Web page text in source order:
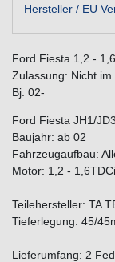
Hersteller / EU
Ford Fiesta 1,2 -
Zulassung: Nicht
Bj: 02-
Ford Fiesta JH1/JD3
Baujahr: ab 02
Fahrzeugaufbau:
Motor: 1,2 - 1,6TDCi
Teilehersteller: TA
Tieferlegung: 45/
Lieferumfang: 2